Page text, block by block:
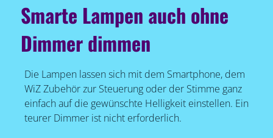
Smarte Lampen auch ohne
Dimmer dimmen
Die Lampen lassen sich mit dem Smartphone, dem
WiZ Zubehör zur Steuerung oder der Stimme ganz
einfach auf die gewünschte Helligkeit einstellen. Ein
teurer Dimmer ist nicht erforderlich.